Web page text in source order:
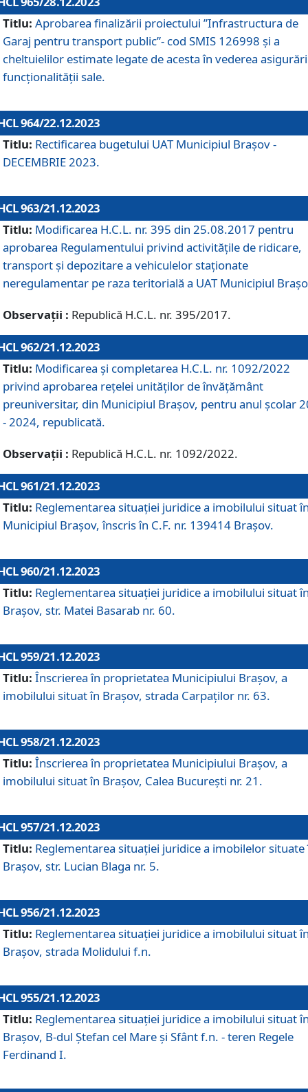
Titlu: Aprobarea finalizării proiectului ”Infrastructura de
Garaj pentru transport public”- cod SMIS 126998 și a
cheltuielilor estimate legate de acesta în vederea
funcționalității sale.
964/22.12.2023
Titlu: Rectificarea bugetului UAT Municipiul Braşov -
DECEMBRIE 2023.
963/21.12.2023
Titlu: Modificarea H.C.L. nr. 395 din 25.08.2017 pentru
aprobarea Regulamentului privind activitățile de ridicare,
transport şi depozitare a vehiculelor staționate
neregulamentar pe raza teritorială a UAT Municipiul
Observații : Republică H.C.L. nr. 395/2017.
962/21.12.2023
Titlu: Modificarea și completarea H.C.L. nr. 1092/2022
privind aprobarea rețelei unităților de învăţământ
preuniversitar, din Municipiul Braşov, pentru anul școlar
- 2024, republicată.
Observații : Republică H.C.L. nr. 1092/2022.
961/21.12.2023
Titlu: Reglementarea situației juridice a imobilului situat
Municipiul Brașov, înscris în C.F. nr. 139414 Brașov.
960/21.12.2023
Titlu: Reglementarea situației juridice a imobilului situat
Brașov, str. Matei Basarab nr. 60.
959/21.12.2023
Titlu: Înscrierea în proprietatea Municipiului Brașov, a
imobilului situat în Brașov, strada Carpaților nr. 63.
958/21.12.2023
Titlu: Înscrierea în proprietatea Municipiului Brașov, a
imobilului situat în Brașov, Calea București nr. 21.
957/21.12.2023
Titlu: Reglementarea situației juridice a imobilelor situate
Brașov, str. Lucian Blaga nr. 5.
956/21.12.2023
Titlu: Reglementarea situației juridice a imobilului situat
Brașov, strada Molidului f.n.
955/21.12.2023
Titlu: Reglementarea situației juridice a imobilului situat
Brașov, B-dul Ștefan cel Mare și Sfânt f.n. - teren Regele
Ferdinand I.